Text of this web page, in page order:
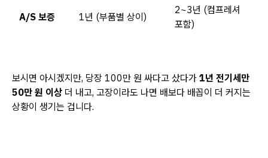
A/S 보증 1년 (부품별 상이)
2~3년 (컴프레셔
포함)
보시면 아시겠지만, 당장 100만 원 싸다고 샀다가 1년 전기세만
50만 원 이상 더 내고, 고장이라도 나면 배보다 배꼽이 더 커지는
상황이 생기는 겁니다.